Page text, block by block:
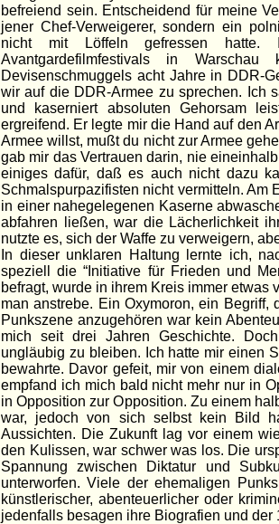
befreiend sein. Entscheidend für meine
jener Chef-Verweigerer, sondern ein
nicht mit Löffeln gefressen
Avantgardefilmfestivals in
Devisenschmuggels acht Jahre in DDR-
wir auf die DDR-Armee zu sprechen. Ich
und kaserniert absoluten Gehorsam
ergreifend. Er legte mir die Hand auf den
Armee willst, mußt du nicht zur Armee
gab mir das Vertrauen darin, nie
einiges dafür, daß es auch nicht dazu
Schmalspurpazifisten nicht vermitteln. Am
in einer nahegelegenen Kaserne
abfahren ließen, war die Lächerlichkeit
nutzte es, sich der Waffe zu verweigern,
In dieser unklaren Haltung lernte ich,
speziell die “Initiative für Frieden und
befragt, wurde in ihrem Kreis immer etwas
man anstrebe. Ein Oxymoron, ein
Punkszene anzugehören war kein
mich seit drei Jahren Geschichte.
ungläubig zu bleiben. Ich hatte mir einen
bewahrte. Davor gefeit, mir von einem
empfand ich mich bald nicht mehr nur in
in Opposition zur Opposition. Zu einem
war, jedoch von sich selbst kein Bild
Aussichten. Die Zukunft lag vor einem
den Kulissen, war schwer was los. Die
Spannung zwischen Diktatur und
unterworfen. Viele der ehemaligen
künstlerischer, abenteuerlicher oder
jedenfalls besagen ihre Biografien und